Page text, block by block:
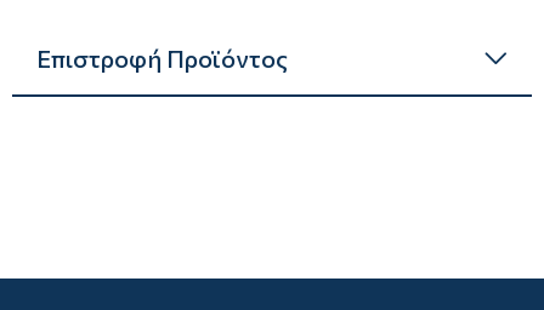
Επιστροφή Προϊόντος